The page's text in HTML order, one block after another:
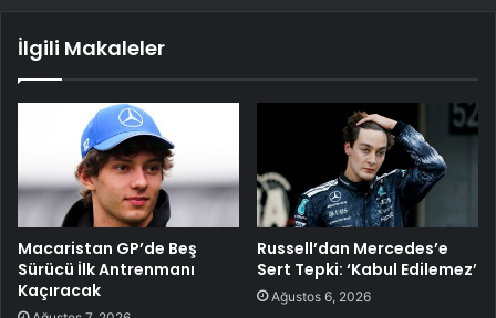
İlgili Makaleler
Macaristan GP’de Beş
Sürücü İlk Antrenmanı
Kaçıracak
Russell’dan Mercedes’e
Sert Tepki: ‘Kabul Edilemez’
Ağustos 6, 2026